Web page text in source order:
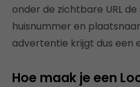
onder de zichtbare URL
huisnummer en
advertentie krijgt dus een
Hoe maak je een